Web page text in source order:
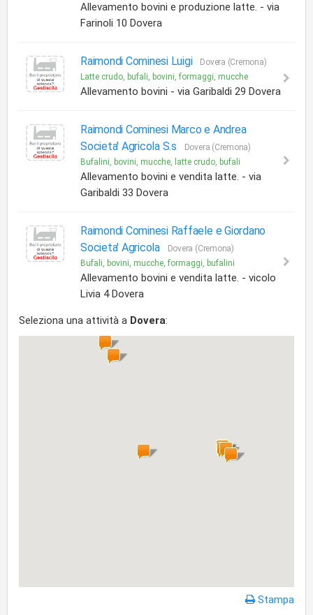
Allevamento bovini e produzione latte. - via
Farinoli 10 Dovera
Raimondi Cominesi Luigi
Dovera (Cremona)
Latte crudo, bufali, bovini, formaggi, mucche
Allevamento bovini - via Garibaldi 29 Dovera
Raimondi Cominesi Marco e Andrea
Societa' Agricola S.s
Dovera (Cremona)
Bufalini, bovini, mucche, latte crudo, bufali
Allevamento bovini e vendita latte. - via
Garibaldi 33 Dovera
Raimondi Cominesi Raffaele e Giordano
Societa' Agricola
Dovera (Cremona)
Bufali, bovini, mucche, formaggi, bufalini
Allevamento bovini e vendita latte. - vicolo
Livia 4 Dovera
Seleziona una attività a Dovera:
Stampa